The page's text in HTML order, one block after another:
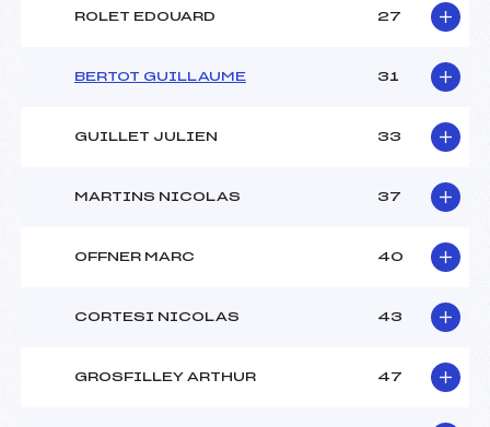
ROLET EDOUARD 27
BERTOT GUILLAUME 31
GUILLET JULIEN 33
MARTINS NICOLAS 37
OFFNER MARC 40
CORTESI NICOLAS 43
GROSFILLEY ARTHUR 47